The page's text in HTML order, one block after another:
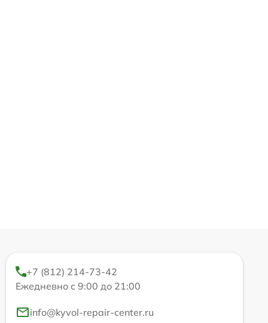
+7 (812) 214-73-42
Ежедневно с 9:00 до 21:00
info@kyvol-repair-center.ru